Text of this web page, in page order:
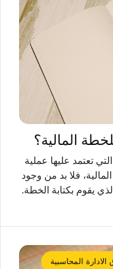
المالية؟
تعتمد عليها عملية
فلا بد من وجود
يقوم بكتابة الخطة.
المحاسبية